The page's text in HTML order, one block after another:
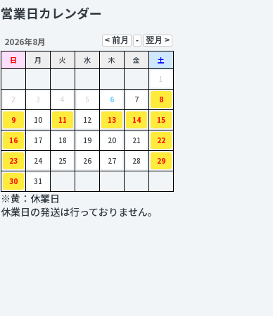
営業日カレンダー
2026年8月
日 月 火 水 木 金
土
1
2
3 4 5 6 7
8
9
10 11 12 13 14
15
16
17 18 19 20 21
22
23
24 25 26 27 28
29
30
31
※黄：休業日
休業日の発送は行っておりません。